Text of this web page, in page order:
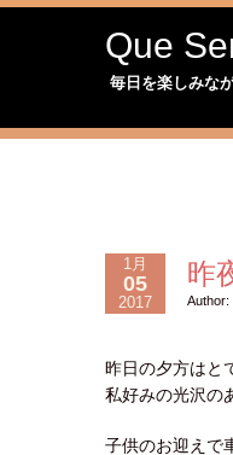
Que
毎日を楽しみな
1月
05
2017
昨
Author:
昨日の夕方はと
私好みの光沢の
子供のお迎えで